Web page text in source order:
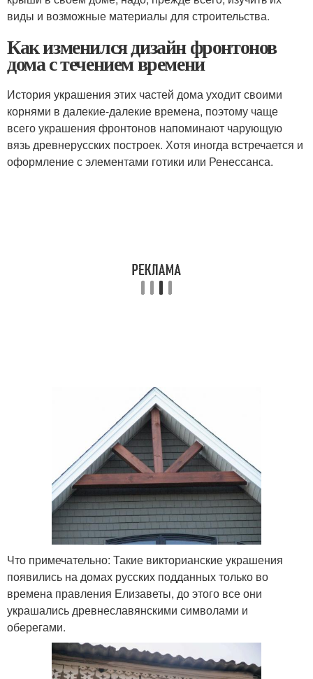
виды и возможные материалы для строительства.
Как изменился дизайн фронтонов
дома с течением времени
История украшения этих частей дома уходит своими
корнями в далекие-далекие времена, поэтому чаще
всего украшения фронтонов напоминают чарующую
вязь древнерусских построек. Хотя иногда встречается и
оформление с элементами готики или Ренессанса.
Что примечательно: Такие викторианские украшения
появились на домах русских подданных только во
времена правления Елизаветы, до этого все они
украшались древнеславянскими символами и
оберегами.